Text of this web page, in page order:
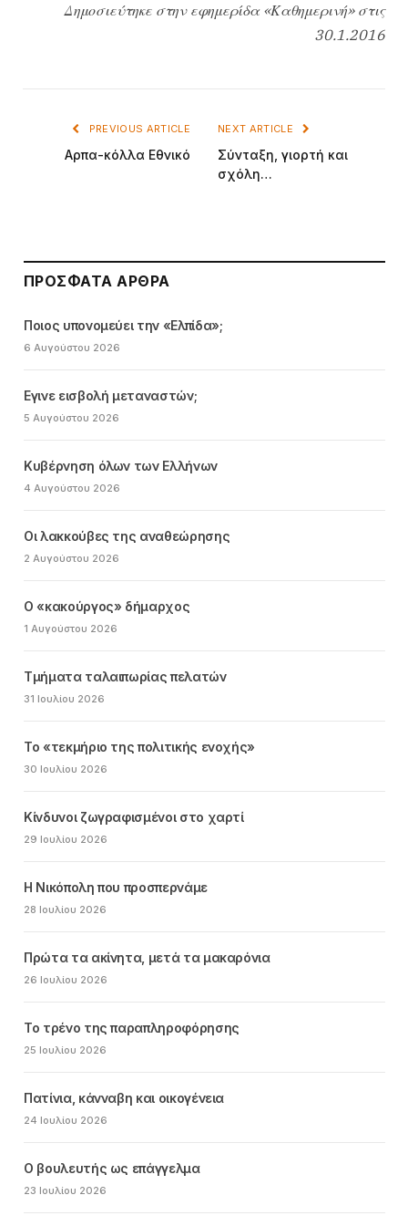
Δημοσιεύτηκε στην εφημερίδα «Καθημερινή» στις
30.1.2016
PREVIOUS ARTICLE
Aρπα-κόλλα Εθνικό
NEXT ARTICLE
Σύνταξη, γιορτή και
σχόλη…
ΠΡΌΣΦΑΤΑ ΆΡΘΡΑ
Ποιος υπονομεύει την «Ελπίδα»;
6 Αυγούστου 2026
Εγινε εισβολή μεταναστών;
5 Αυγούστου 2026
Κυβέρνηση όλων των Ελλήνων
4 Αυγούστου 2026
Οι λακκούβες της αναθεώρησης
2 Αυγούστου 2026
Ο «κακούργος» δήμαρχος
1 Αυγούστου 2026
Τμήματα ταλαιπωρίας πελατών
31 Ιουλίου 2026
Το «τεκμήριο της πολιτικής ενοχής»
30 Ιουλίου 2026
Κίνδυνοι ζωγραφισμένοι στο χαρτί
29 Ιουλίου 2026
Η Νικόπολη που προσπερνάμε
28 Ιουλίου 2026
Πρώτα τα ακίνητα, μετά τα μακαρόνια
26 Ιουλίου 2026
Το τρένο της παραπληροφόρησης
25 Ιουλίου 2026
Πατίνια, κάνναβη και οικογένεια
24 Ιουλίου 2026
Ο βουλευτής ως επάγγελμα
23 Ιουλίου 2026